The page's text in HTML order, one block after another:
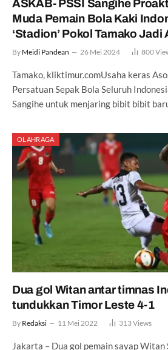
ASKAB- PSSI Sangihe
Muda Pemain Bola Kaki
‘Stadion’ Pokol Tamako Jadi
By Meidi Pandean 26 Mei 2024 800
Tamako, kliktimur.comUsaha keras
Persatuan Sepak Bola Seluruh
Sangihe untuk menjaring bibit bibit
OLAHRAGA
Dua gol Witan antar timnas
tundukkan Timor Leste 4-1
By Redaksi 11 Mei 2022 313Views
Jakarta – Dua gol pemain sayap Witan